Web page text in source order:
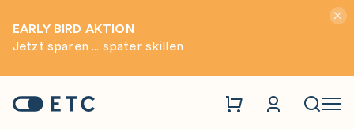
EARLY BIRD AKTION
Jetzt sparen ... später skillen
Startseite: ETC